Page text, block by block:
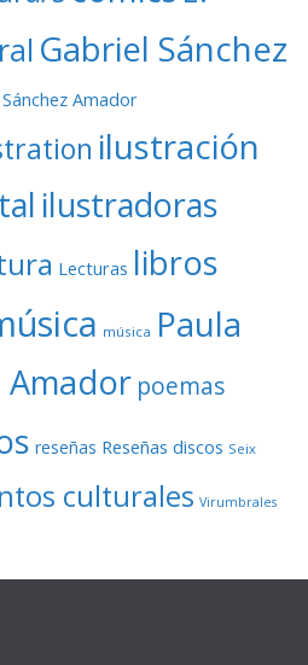
Gabriel Sánchez
Amador
ilustración
ilustradoras
Lecturas libros
música Paula
Amador poemas
reseñas Reseñas discos Seix
culturales Virumbrales